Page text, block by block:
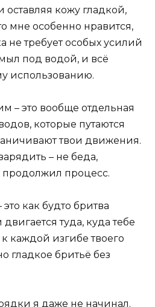
кожу гладкой,
мне особенно нравится,
не требует особых усилий
под водой, и всё
использованию.
– это вообще отдельная
которые путаются
твои движения.
– не беда,
процесс.
как будто бритва
туда, куда тебе
каждой изгибе твоего
гладкое бритьё без
я даже не начинал.